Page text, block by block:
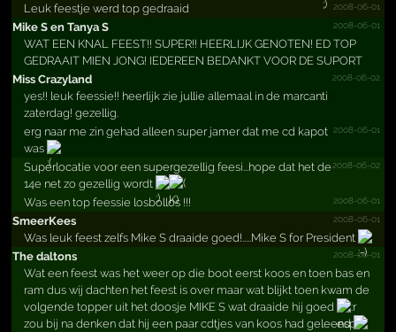
2008-06-01
Leuk feestje werd top gedraaid
Mike S en Tanya S
2008-06-01
WAT EEN KNAL FEEST!! SUPER!! HEERLIJK GENOTEN! ED TOP
GEDRAAIT MIEN JONG! IEDEREEN BEDANKT VOOR DE SUPORT
Miss Crazyland
2008-06-02
yes!! leuk feessie!! heerlijk zie jullie allemaal in de marcanti
zaterdag! gezellig.
2008-06-01
erg naar me zin gehad alleen super jamer dat me cd kapot
was
2008-06-02
Superlocatie voor een supergezellig feesi...hope dat het de
14e net zo gezellig wordt
2008-06-01
Was een top feessie losbollos !!!
SmeerKees
2008-06-01
Was leuk feest zelfs Mike S draaide goed!.....Mike S for President
The daltons
2008-06-01
Wat een feest was het weer op die boot eerst koos en toen bas en
ram dus wij dachten het feest is over maar wat blijkt toen kwam de
volgende topper uit het doosje MIKE S wat draaide hij goed
zou bij na denken dat hij een paar cdtjes van koos had geleend